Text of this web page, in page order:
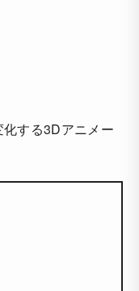
する3Dアニメー